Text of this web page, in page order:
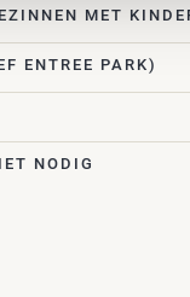
MET
ENTREE PARK)
NODIG